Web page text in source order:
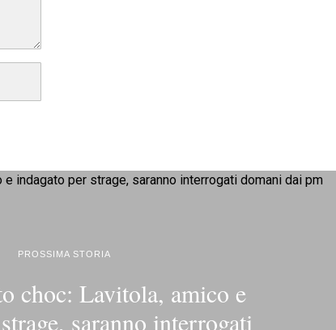
PROSSIMA STORIA
choc: Lavitola, amico e
saranno interrogati